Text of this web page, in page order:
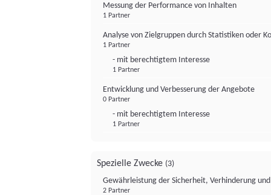
Messung der Performance von Inhalten
1 Partner
Analyse von Zielgruppen durch Statistiken oder
1 Partner
- mit berechtigtem Interesse
1 Partner
Entwicklung und Verbesserung der Angebote
0 Partner
- mit berechtigtem Interesse
1 Partner
Spezielle Zwecke (3)
Gewährleistung der Sicherheit, Verhinderung
2 Partner